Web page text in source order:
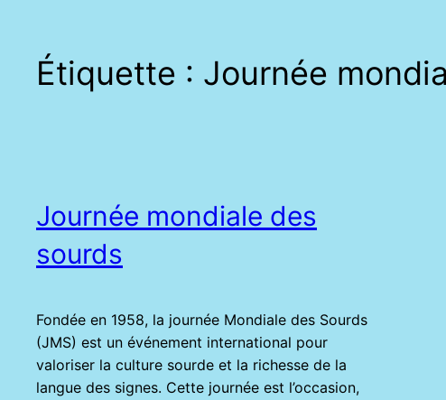
Étiquette : Journée
Journée mondiale des
sourds
Fondée en 1958, la journée Mondiale des Sourds
(JMS) est un événement international pour
valoriser la culture sourde et la richesse de la
langue des signes. Cette journée est l’occasion,